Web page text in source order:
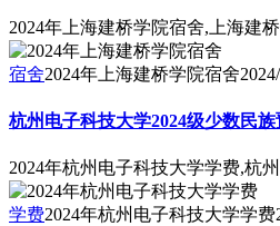
2024年上海建桥学院宿舍,上海建
宿舍2024年上海建桥学院宿舍
杭州电子科技大学2024级少数民
2024年杭州电子科技大学学费,杭
学费2024年杭州电子科技大学学费